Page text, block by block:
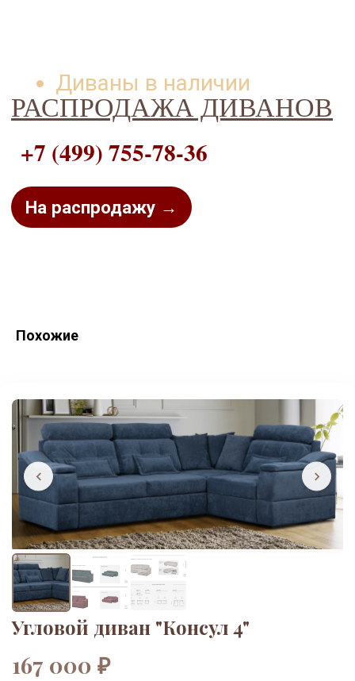
РАСПРОДАЖА ДИВАНОВ
На распродажу →
+7 (499) 755-78-36
Похожие
Угловой диван "Консул 4"
167 000 ₽